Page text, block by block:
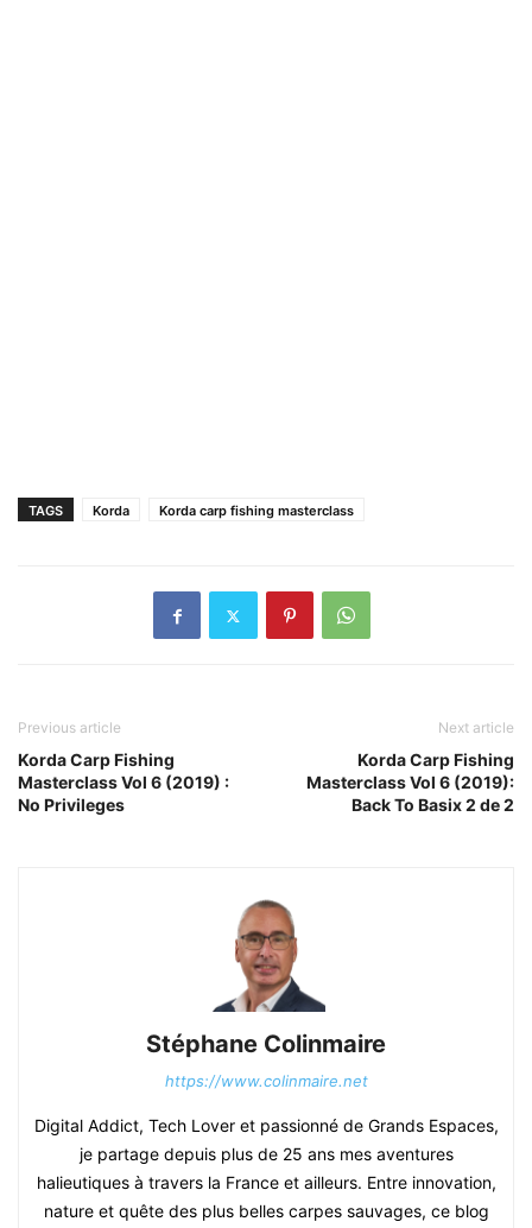
TAGS Korda Korda carp fishing masterclass
Previous article
Korda Carp Fishing
Masterclass Vol 6 (2019) :
No Privileges
Next article
Korda Carp Fishing
Masterclass Vol 6 (2019):
Back To Basix 2 de 2
Stéphane Colinmaire
https://www.colinmaire.net
Digital Addict, Tech Lover et passionné de Grands Espaces,
je partage depuis plus de 25 ans mes aventures
halieutiques à travers la France et ailleurs. Entre innovation,
nature et quête des plus belles carpes sauvages, ce blog